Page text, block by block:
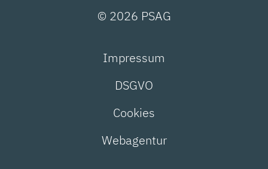
© 2026 PSAG
Impressum
DSGVO
Cookies
Webagentur